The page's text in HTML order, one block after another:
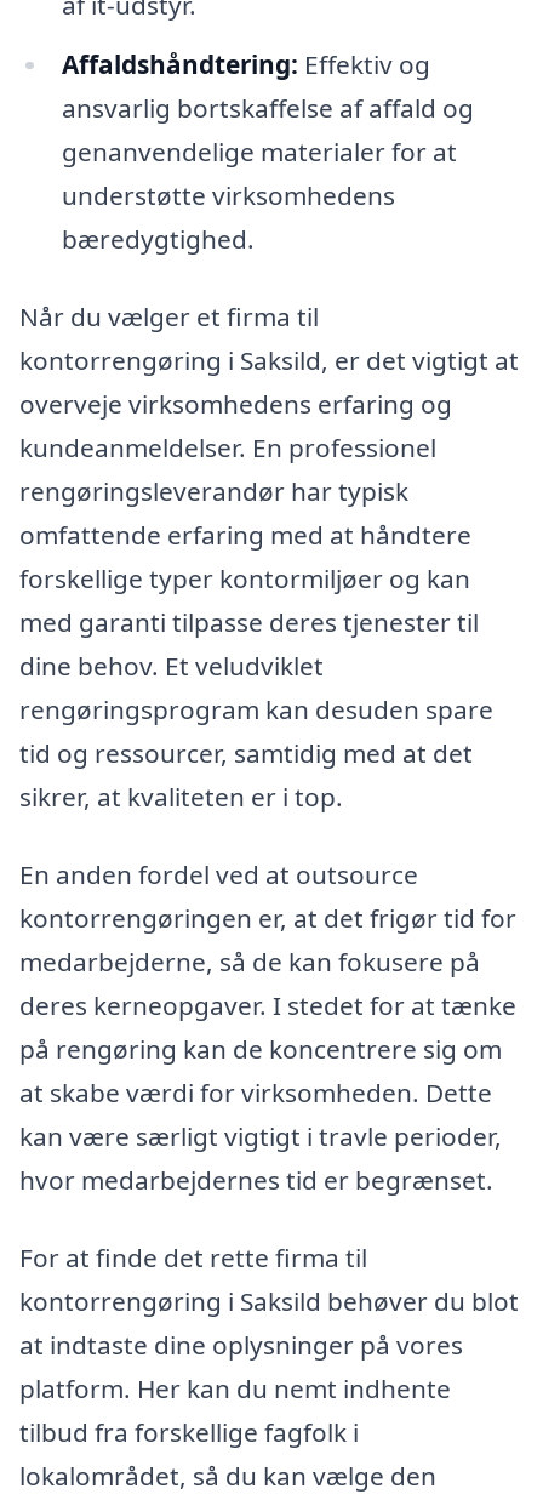
Affaldshåndtering: Effektiv og
ansvarlig bortskaffelse af affald og
genanvendelige materialer for at
understøtte virksomhedens
bæredygtighed.
Når du vælger et firma til
kontorrengøring i Saksild, er det vigtigt at
overveje virksomhedens erfaring og
kundeanmeldelser. En professionel
rengøringsleverandør har typisk
omfattende erfaring med at håndtere
forskellige typer kontormiljøer og kan
med garanti tilpasse deres tjenester til
dine behov. Et veludviklet
rengøringsprogram kan desuden spare
tid og ressourcer, samtidig med at det
sikrer, at kvaliteten er i top.
En anden fordel ved at outsource
kontorrengøringen er, at det frigør tid for
medarbejderne, så de kan fokusere på
deres kerneopgaver. I stedet for at tænke
på rengøring kan de koncentrere sig om
at skabe værdi for virksomheden. Dette
kan være særligt vigtigt i travle perioder,
hvor medarbejdernes tid er begrænset.
For at finde det rette firma til
kontorrengøring i Saksild behøver du blot
at indtaste dine oplysninger på vores
platform. Her kan du nemt indhente
tilbud fra forskellige fagfolk i
lokalområdet, så du kan vælge den